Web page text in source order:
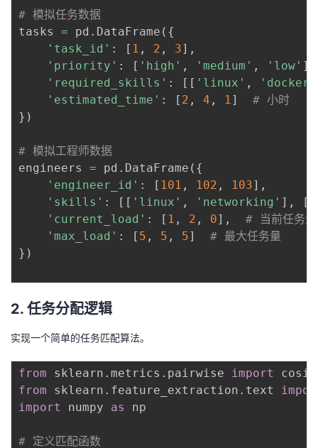
# 模拟任务数据
tasks = pd . DataFrame ( {
'task_id' : [ 1 , 2 , 3] ,
'priority' : [ 'high' , 'medium' , 'low' ]
'required_skills' : [ [ 'linux' , 'docker'
'estimated_time' : [ 2 , 4 , 1 ]
# 小时
} )
# 模拟工程师数据
engineers = pd . DataFrame ( {
'engineer_id' : [ 101 , 102 , 103] ,
'skills' : [ [ 'linux' , 'networking' ] , [
'current_load' : [ 1 , 2 , 0] ,
# 当前任务量
'max_load' : [ 5 , 5 , 5]
# 最大任务量
} )
2. 任务分配逻辑
实现一个简单的任务匹配算法。
from sklearn . metrics . pairwise
import
from sklearn . feature_extraction . text
import
numpy as np
# 定义匹配函数